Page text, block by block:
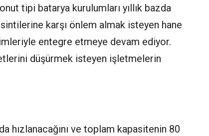
tipi batarya kurulumları yıllık bazda
karşı önlem almak isteyen hane
entegre etmeye devam ediyor.
düşürmek isteyen işletmelerin
hızlanacağını ve toplam kapasitenin 80